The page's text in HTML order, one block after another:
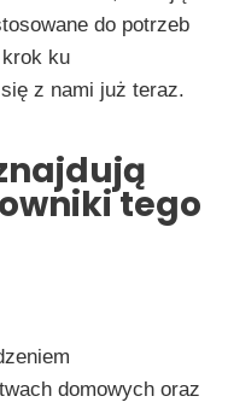
do potrzeb
ku
z nami już teraz.
tego
domowych oraz